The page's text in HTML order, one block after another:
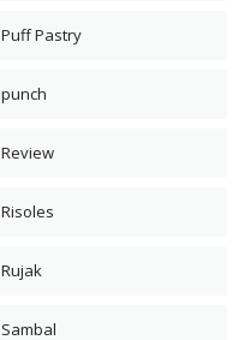
Puff Pastry
punch
Review
Risoles
Rujak
Sambal